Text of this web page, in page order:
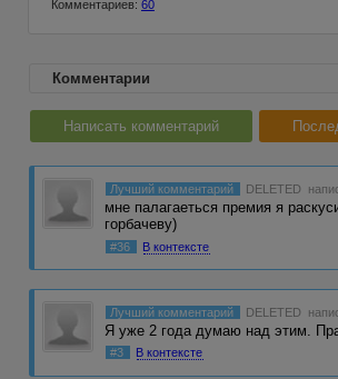
Комментариев: 60
Комментарии
Написать комментарий
Лучший комментарий DELETED
мне палагаеться премия я
горбачеву)
#36 В контексте
Лучший комментарий DELETED
Я уже 2 года думаю над этим.
#3 В контексте